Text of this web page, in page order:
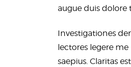
augue duis dolore
Investigationes
lectores legere
saepius. Claritas